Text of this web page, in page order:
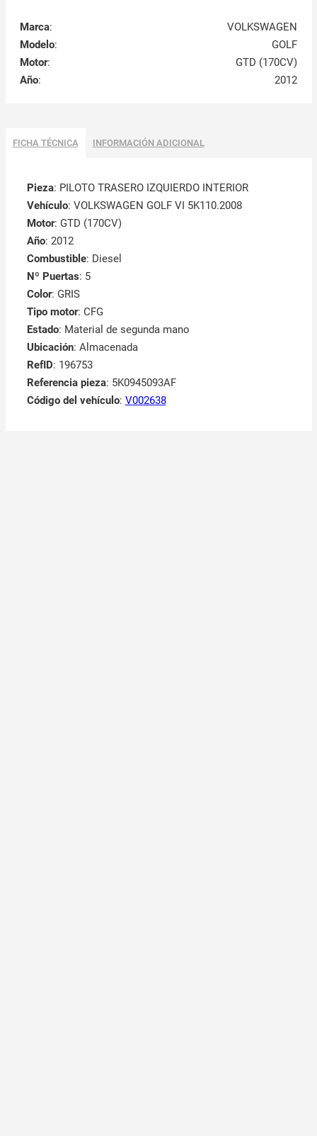
Marca:
VOLKSWAGEN
Modelo:
GOLF
Motor:
GTD (170CV)
Año: 2012
FICHA TÉCNICA INFORMACIÓN ADICIONAL
Pieza: PILOTO TRASERO IZQUIERDO INTERIOR
Vehículo: VOLKSWAGEN GOLF VI 5K110.2008
Motor: GTD (170CV)
Año: 2012
Combustible: Diesel
Nº Puertas: 5
Color: GRIS
Tipo motor: CFG
Estado: Material de segunda mano
Ubicación: Almacenada
RefID: 196753
Referencia pieza: 5K0945093AF
Código del vehículo: V002638